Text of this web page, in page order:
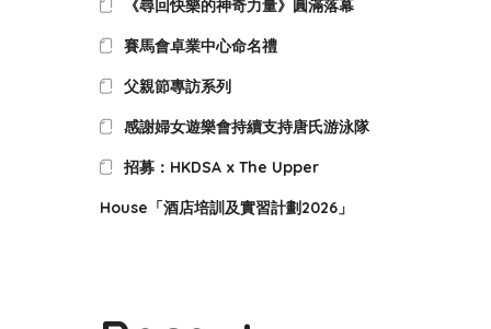
《尋回快樂的神奇力量》圓滿落幕
賽馬會卓業中心命名禮
父親節專訪系列
感謝婦女遊樂會持續支持唐氏游泳隊
招募：HKDSA x The Upper
House「酒店培訓及實習計劃2026」